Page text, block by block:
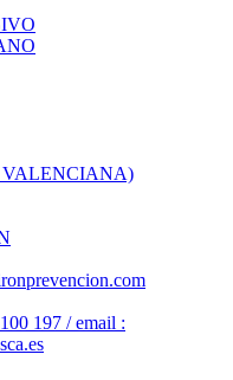
197 / email :